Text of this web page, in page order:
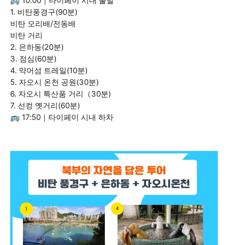
1. 비탄풍경구(90분)
비탄 오리배/전동배
비탄 거리
2. 은하동(20분)
3. 점심(60분)
4. 약어섬 트레일(10분)
5. 자오시 온천 공원(30분)
6. 자오시 특산품 거리（30분)
7. 선컹 옛거리(60분)
🚌 17:50｜타이페이 시내 하차